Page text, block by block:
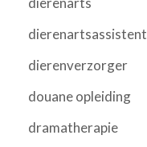
dierenartsassistent
dierenverzorger
douane opleiding
dramatherapie